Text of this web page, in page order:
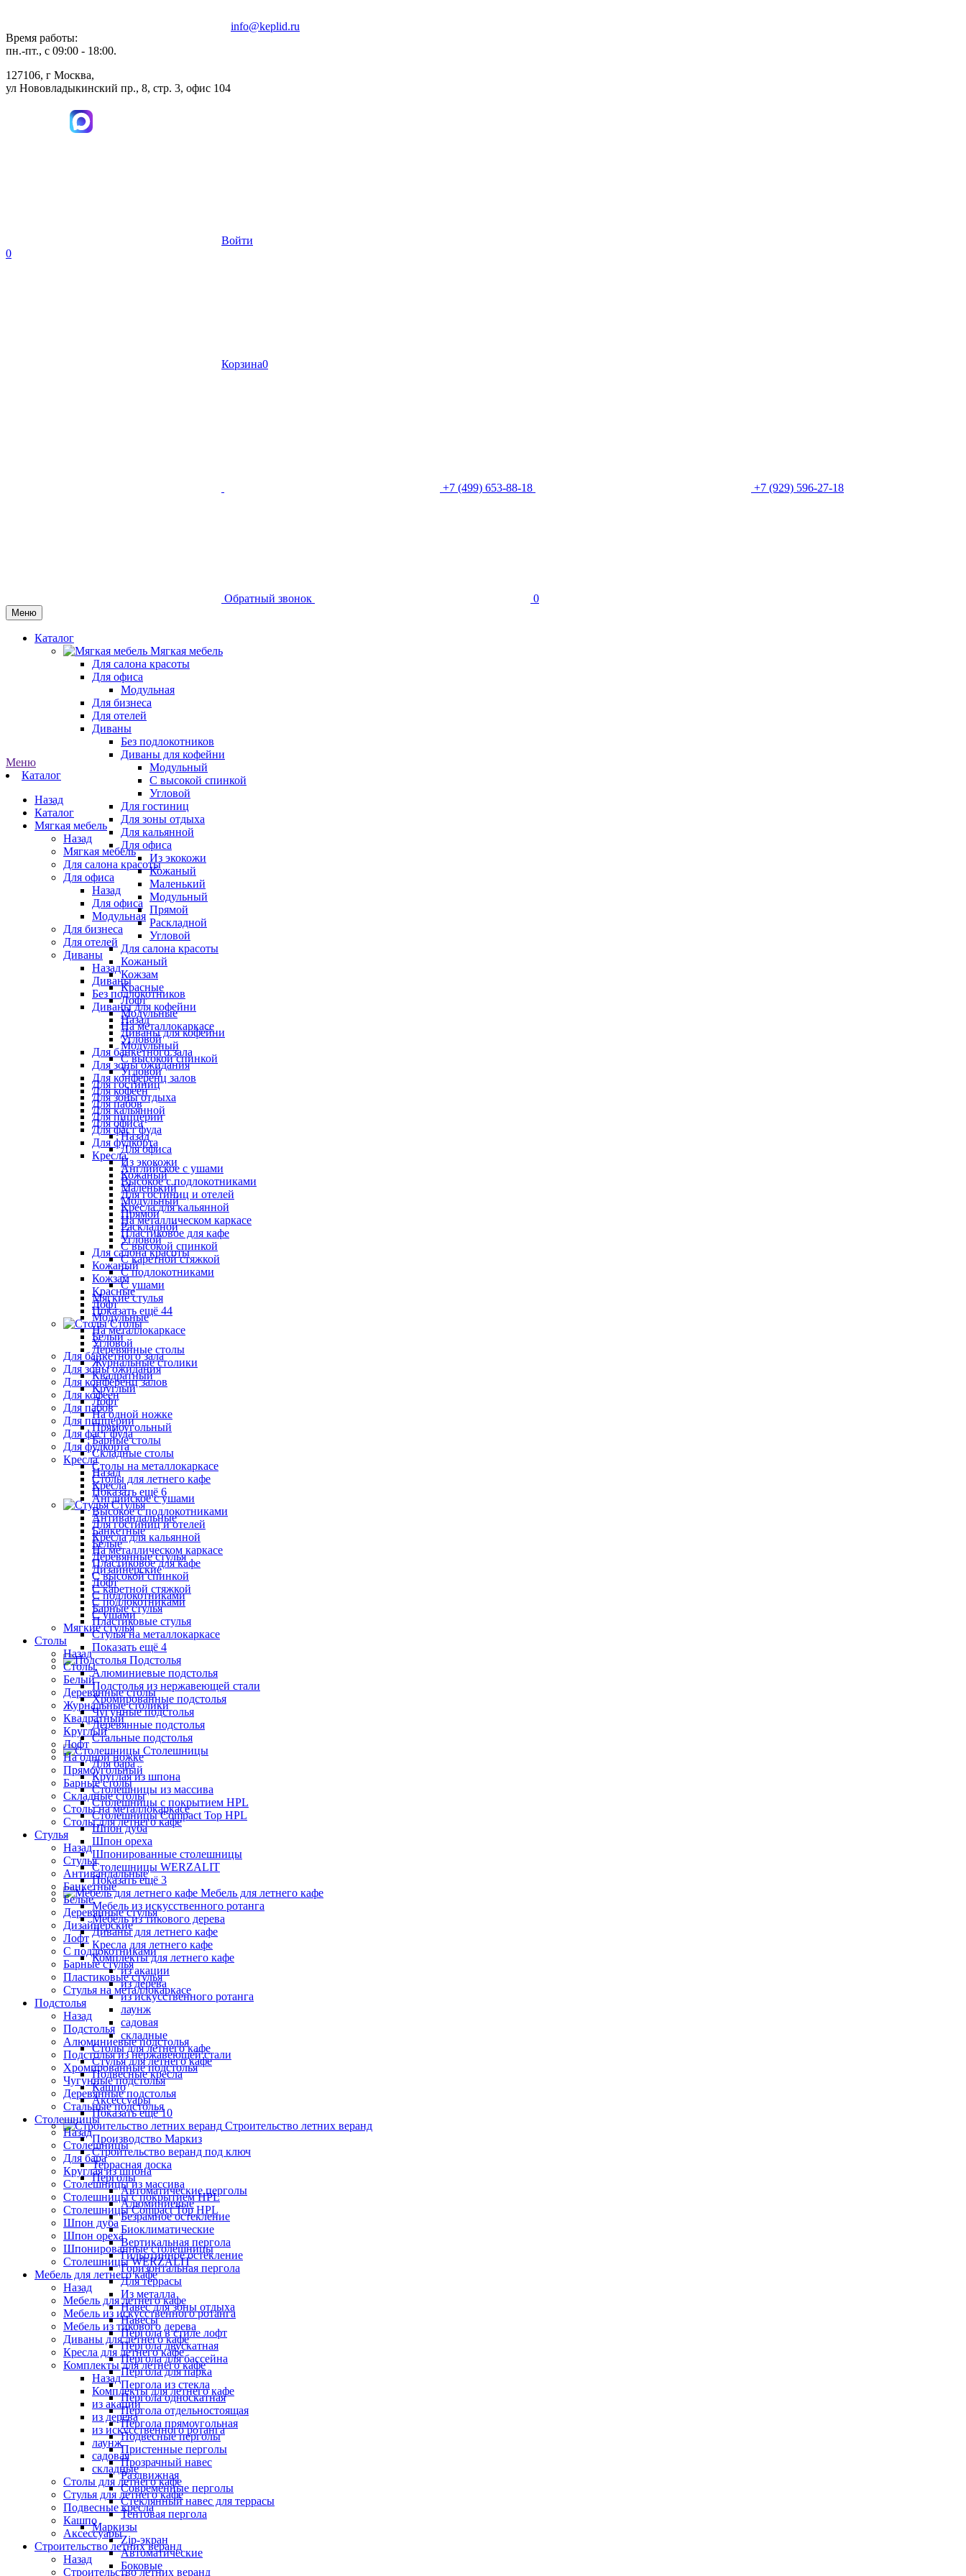
Время работы:
пн.-пт., с 09:00 - 18:00.
127106, г Москва,
ул Нововладыкинский пр., 8, стр. 3, офис 104
info@keplid.ru
Войти
0
Корзина0
+7 (499) 653-88-18 +7 (929) 596-27-18
Обратный звонок 0
Меню
Каталог
Мягкая мебель
Для салона красоты
Для офиса
Модульная
Для бизнеса
Для отелей
Диваны
Без подлокотников
Диваны для кофейни
Модульный
С высокой спинкой
Угловой
Для гостиниц
Для зоны отдыха
Для кальянной
Для офиса
Из экокожи
Кожаный
Маленький
Модульный
Прямой
Раскладной
Угловой
Для салона красоты
Кожаный
Кожзам
Красные
Лофт
Модульные
На металлокаркасе
Угловой
Для банкетного зала
Для зоны ожидания
Для конференц залов
Для кофеен
Для пабов
Для пиццерии
Для фаст фуда
Для фудкорта
Кресла
Английское с ушами
Высокое с подлокотниками
Для гостиниц и отелей
Кресла для кальянной
На металлическом каркасе
Пластиковое для кафе
С высокой спинкой
С каретной стяжкой
С подлокотниками
С ушами
Мягкие стулья
Показать ещё 44
Столы
Белый
Деревянные столы
Журнальные столики
Квадратный
Круглый
Лофт
На одной ножке
Прямоугольный
Барные столы
Складные столы
Столы на металлокаркасе
Столы для летнего кафе
Показать ещё 6
Стулья
Антивандальные
Банкетные
Белые
Деревянные стулья
Дизайнерские
Лофт
С подлокотниками
Барные стулья
Пластиковые стулья
Стулья на металлокаркасе
Показать ещё 4
Подстолья
Алюминиевые подстолья
Подстолья из нержавеющей стали
Хромированные подстолья
Чугунные подстолья
Деревянные подстолья
Стальные подстолья
Столешницы
Для бара
Круглая из шпона
Столешницы из массива
Столешницы с покрытием HPL
Столешницы Сompact Top HPL
Шпон дуба
Шпон ореха
Шпонированные столешницы
Столешницы WERZALIT
Показать ещё 3
Мебель для летнего кафе
Мебель из искусственного ротанга
Мебель из тикового дерева
Диваны для летнего кафе
Кресла для летнего кафе
Комплекты для летнего кафе
из акации
из дерева
из искусственного ротанга
лаунж
садовая
складные
Столы для летнего кафе
Стулья для летнего кафе
Подвесные кресла
Кашпо
Аксессуары
Показать ещё 10
Строительство летних веранд
Производство Маркиз
Строительство веранд под ключ
Террасная доска
Перголы
Автоматические перголы
Алюминиевые
Безрамное остекление
Биоклиматические
Вертикальная пергола
Гильотинное остекление
Горизонтальная пергола
Для террасы
Из металла
Навес для зоны отдыха
Навесы
Пергола в стиле лофт
Пергола двускатная
Пергола для бассейна
Пергола для парка
Пергола из стекла
Пергола односкатная
Пергола отдельностоящая
Пергола прямоугольная
Подвесные перголы
Пристенные перголы
Прозрачный навес
Раздвижная
Современные перголы
Стеклянный навес для террасы
Тентовая пергола
Маркизы
Zip-экран
Автоматические
Боковые
Меню
Каталог
Назад
Каталог
Мягкая мебель
Назад
Мягкая мебель
Для салона красоты
Для офиса
Назад
Для офиса
Модульная
Для бизнеса
Для отелей
Диваны
Назад
Диваны
Без подлокотников
Диваны для кофейни
Назад
Диваны для кофейни
Модульный
С высокой спинкой
Угловой
Для гостиниц
Для зоны отдыха
Для кальянной
Для офиса
Назад
Для офиса
Из экокожи
Кожаный
Маленький
Модульный
Прямой
Раскладной
Угловой
Для салона красоты
Кожаный
Кожзам
Красные
Лофт
Модульные
На металлокаркасе
Угловой
Для банкетного зала
Для зоны ожидания
Для конференц залов
Для кофеен
Для пабов
Для пиццерии
Для фаст фуда
Для фудкорта
Кресла
Назад
Кресла
Английское с ушами
Высокое с подлокотниками
Для гостиниц и отелей
Кресла для кальянной
На металлическом каркасе
Пластиковое для кафе
С высокой спинкой
С каретной стяжкой
С подлокотниками
С ушами
Мягкие стулья
Столы
Назад
Столы
Белый
Деревянные столы
Журнальные столики
Квадратный
Круглый
Лофт
На одной ножке
Прямоугольный
Барные столы
Складные столы
Столы на металлокаркасе
Столы для летнего кафе
Стулья
Назад
Стулья
Антивандальные
Банкетные
Белые
Деревянные стулья
Дизайнерские
Лофт
С подлокотниками
Барные стулья
Пластиковые стулья
Стулья на металлокаркасе
Подстолья
Назад
Подстолья
Алюминиевые подстолья
Подстолья из нержавеющей стали
Хромированные подстолья
Чугунные подстолья
Деревянные подстолья
Стальные подстолья
Столешницы
Назад
Столешницы
Для бара
Круглая из шпона
Столешницы из массива
Столешницы с покрытием HPL
Столешницы Сompact Top HPL
Шпон дуба
Шпон ореха
Шпонированные столешницы
Столешницы WERZALIT
Мебель для летнего кафе
Назад
Мебель для летнего кафе
Мебель из искусственного ротанга
Мебель из тикового дерева
Диваны для летнего кафе
Кресла для летнего кафе
Комплекты для летнего кафе
Назад
Комплекты для летнего кафе
из акации
из дерева
из искусственного ротанга
лаунж
садовая
складные
Столы для летнего кафе
Стулья для летнего кафе
Подвесные кресла
Кашпо
Аксессуары
Строительство летних веранд
Назад
Строительство летних веранд